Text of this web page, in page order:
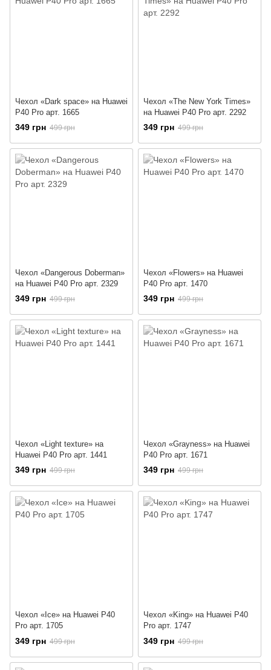
Чехол «Dark space» на Huawei
P40 Pro арт. 1665
349 грн 499 грн
Чехол «The New York Times»
на Huawei P40 Pro арт. 2292
349 грн 499 грн
Чехол «Dangerous Doberman»
на Huawei P40 Pro арт. 2329
349 грн 499 грн
Чехол «Flowers» на Huawei
P40 Pro арт. 1470
349 грн 499 грн
Чехол «Light texture» на
Huawei P40 Pro арт. 1441
349 грн 499 грн
Чехол «Grayness» на Huawei
P40 Pro арт. 1671
349 грн 499 грн
Чехол «Ice» на Huawei P40
Pro арт. 1705
349 грн 499 грн
Чехол «King» на Huawei P40
Pro арт. 1747
349 грн 499 грн